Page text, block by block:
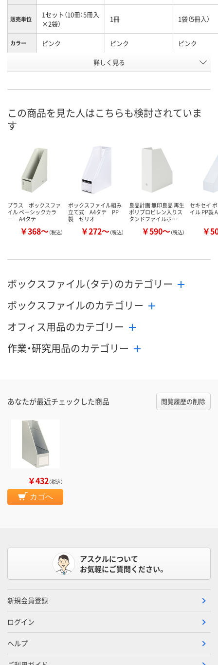
販売単位
1セット（10冊：5冊入
×2袋）
1冊 1袋（5冊入）
カラー ピンク ピンク ピンク
9677565 9684864
8月9日（日）
カゴへ
詳しく見る
この商品を見た人はこちらも検討されていま
す
プラス ボックスファ
イル ベーシックカラ
ー A4タテ
￥368～（税込）
ボックスファイル組み
立て式 A4タテ PP
製 セリオ
￥272～（税込）
良品計画 無印良品 再生
ポリプロピレン入りス
タンドファイルボ…
￥590～（税込）
セキセイ
イル PP製
￥
ボックスファイル（タテ）のカテゴリー
ボックスファイルのカテゴリー
オフィス用品のカテゴリー
作業・研究用品のカテゴリー
あなたが最近チェックした商品 閲覧履歴の削除
￥432（税込）
カゴへ
アスクルについて
お気軽にご質問ください。
新規会員登録
ログイン
ヘルプ